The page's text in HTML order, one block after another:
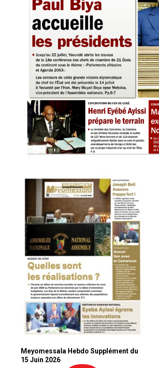
Meyomessala Hebdo Supplément du
15 Juin 2026